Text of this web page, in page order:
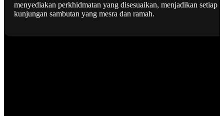
menyediakan perkhidmatan yang disesuaikan, menjadikan setiap
kunjungan sambutan yang mesra dan ramah.